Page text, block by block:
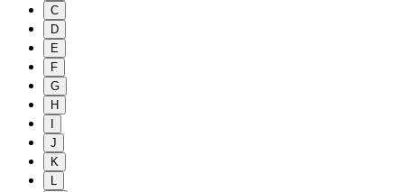
C
D
E
F
G
H
J
K
L